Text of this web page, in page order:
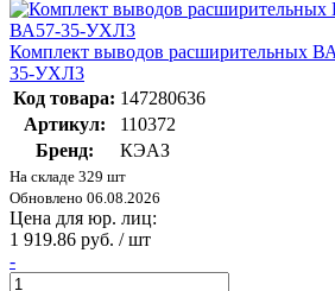
Комплект выводов расширительных
35-УХЛ3
Код товара: 147280636
Артикул:
110372
Бренд:
КЭАЗ
На складе 329 шт
Обновлено 06.08.2026
Цена для юр. лиц:
1 919.86 руб. / шт
-